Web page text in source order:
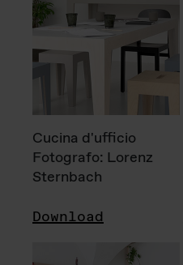
Cucina d'ufficio
Fotografo: Lorenz
Sternbach
Download